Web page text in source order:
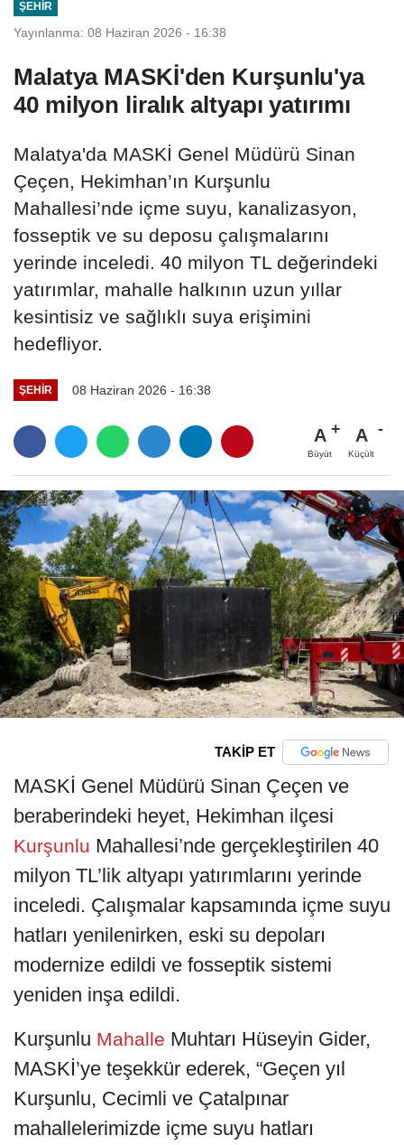
ŞEHIR
Yayınlanma: 08 Haziran 2026 - 16:38
Malatya MASKİ'den Kurşunlu'ya
40 milyon liralık altyapı yatırımı
Malatya'da MASKİ Genel Müdürü Sinan
Çeçen, Hekimhan’ın Kurşunlu
Mahallesi’nde içme suyu, kanalizasyon,
fosseptik ve su deposu çalışmalarını
yerinde inceledi. 40 milyon TL değerindeki
yatırımlar, mahalle halkının uzun yıllar
kesintisiz ve sağlıklı suya erişimini
hedefliyor.
ŞEHIR 08 Haziran 2026 - 16:38
A
Büyüt
A
Küçült
TAKİP ET
MASKİ Genel Müdürü Sinan Çeçen ve
beraberindeki heyet, Hekimhan ilçesi
Kurşunlu Mahallesi’nde gerçekleştirilen 40
milyon TL’lik altyapı yatırımlarını yerinde
inceledi. Çalışmalar kapsamında içme suyu
hatları yenilenirken, eski su depoları
modernize edildi ve fosseptik sistemi
yeniden inşa edildi.
Kurşunlu Mahalle Muhtarı Hüseyin Gider,
MASKİ’ye teşekkür ederek, “Geçen yıl
Kurşunlu, Cecimli ve Çatalpınar
mahallelerimizde içme suyu hatları